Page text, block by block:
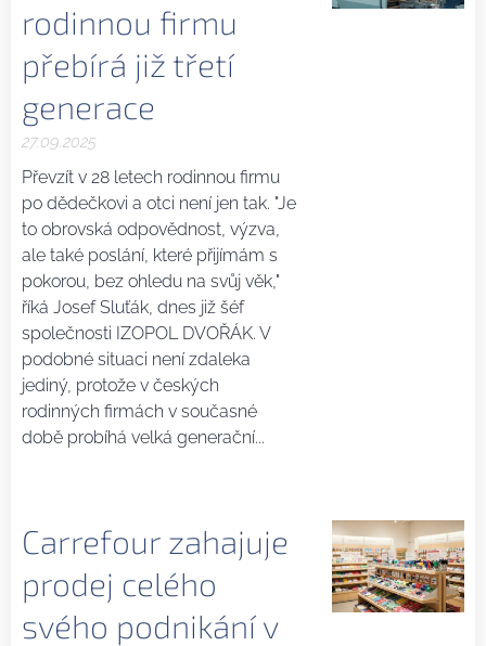
rodinnou firmu
přebírá již třetí
generace
27.09.2025
Převzít v 28 letech rodinnou firmu
po dědečkovi a otci není jen tak. "Je
to obrovská odpovědnost, výzva,
ale také poslání, které přijímám s
pokorou, bez ohledu na svůj věk,"
říká Josef Sluťák, dnes již šéf
společnosti IZOPOL DVOŘÁK. V
podobné situaci není zdaleka
jediný, protože v českých
rodinných firmách v současné
době probíhá velká generační...
Carrefour zahajuje
prodej celého
svého podnikání v